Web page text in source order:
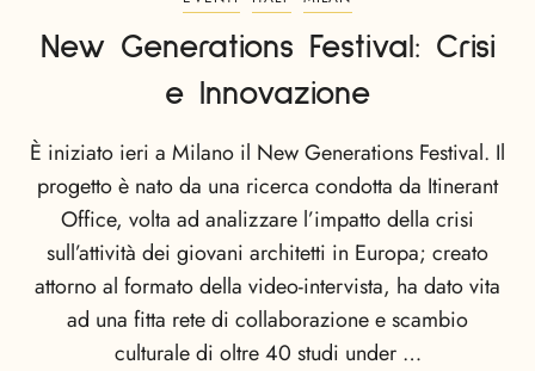
New Generations Festival: Crisi
e Innovazione
È iniziato ieri a Milano il New Generations Festival. Il
progetto è nato da una ricerca condotta da Itinerant
Office, volta ad analizzare l’impatto della crisi
sull’attività dei giovani architetti in Europa; creato
attorno al formato della video-intervista, ha dato vita
ad una fitta rete di collaborazione e scambio
culturale di oltre 40 studi under …